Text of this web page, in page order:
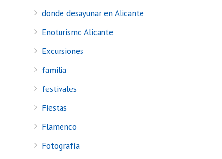
donde desayunar en Alicante
Enoturismo Alicante
Excursiones
familia
festivales
Fiestas
Flamenco
Fotografía